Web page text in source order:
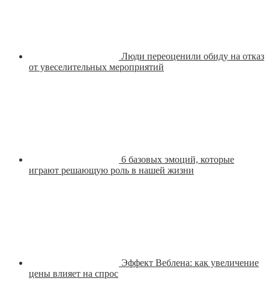
Люди переоценили обиду на отказ
от увеселительных мероприятий
6 базовых эмоций, которые
играют решающую роль в нашей жизни
Эффект Веблена: как увеличение
цены влияет на спрос